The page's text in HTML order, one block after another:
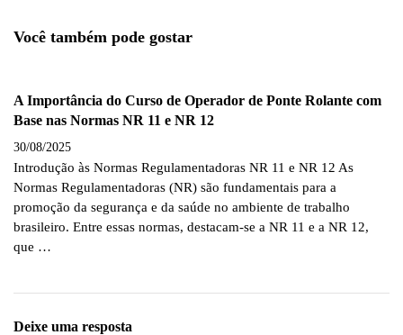
Você também pode gostar
A Importância do Curso de Operador de Ponte Rolante com
Base nas Normas NR 11 e NR 12
30/08/2025
Introdução às Normas Regulamentadoras NR 11 e NR 12 As
Normas Regulamentadoras (NR) são fundamentais para a
promoção da segurança e da saúde no ambiente de trabalho
brasileiro. Entre essas normas, destacam-se a NR 11 e a NR 12,
que …
Deixe uma resposta